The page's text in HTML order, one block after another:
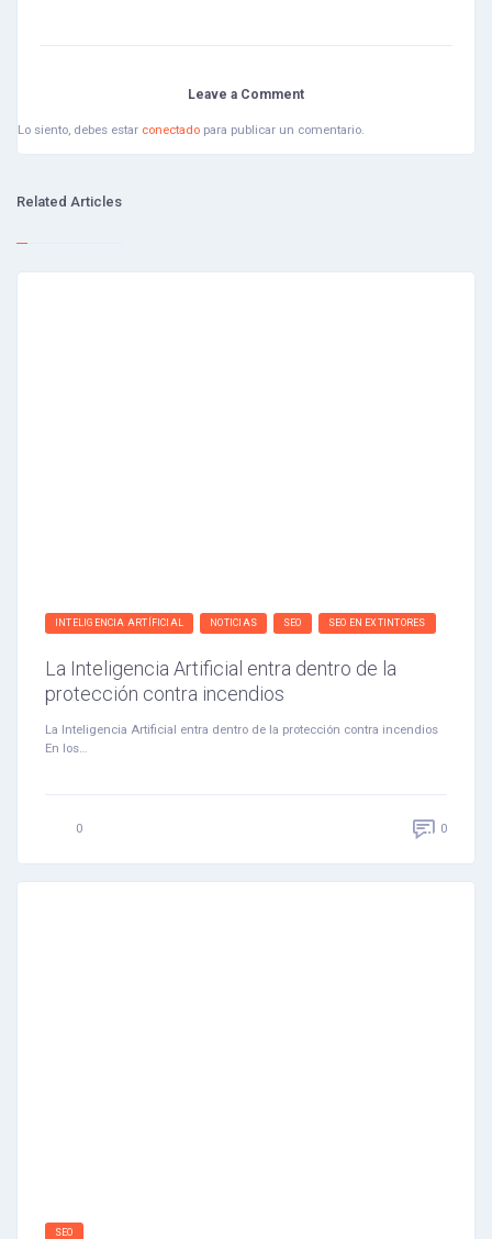
Leave a Comment
Lo siento, debes estar conectado para publicar un comentario.
Related Articles
INTELIGENCIA ARTÍFICIAL NOTICIAS SEO SEO EN EXTINTORES
La Inteligencia Artificial entra dentro de la
protección contra incendios
La Inteligencia Artificial entra dentro de la protección contra incendios
En los…
0 0
SEO